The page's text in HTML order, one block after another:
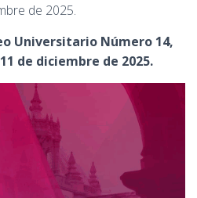
de 2025.
Universitario Número 14,
de diciembre de 2025.